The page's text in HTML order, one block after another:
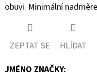
obuvi. Minimální
ZEPTAT SE
HLÍDAT
JMÉNO ZNAČKY: